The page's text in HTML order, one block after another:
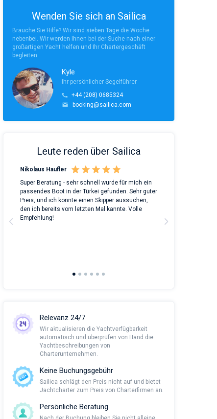
Wenden Sie sich an Sailica
Brauche Sie Hilfe? Wir sind sieben Tage die Woche
nebenbei. Wir werden Ihnen bei der Suche nach einer
großartigen Yacht helfen und Ihr Chartergeschäft
begleiten.
Kyle
Ihr persönlicher Segelführer
+44 (208) 0685324
booking@sailica.com
Leute reden über Sailica
Nikolaus Haufler
Super Beratung - sehr schnell wurde für mich ein
passendes Boot in der Türkei gefunden. Sehr guter
Preis, und ich konnte einen Skipper aussuchen,
den ich bereits vom letzten Mal kannte. Volle
Empfehlung!
Relevanz 24/7
Wir aktualisieren die Yachtverfügbarkeit
automatisch und überprüfen von Hand die
Yachtbeschreibungen von
Charterunternehmen.
Keine Buchungsgebühr
Sailica schlägt den Preis nicht auf und bietet
Jachtcharter zum Preis von Charterfirmen an.
Persönliche Beratung